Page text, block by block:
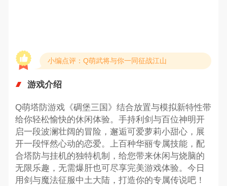
小编点评：Q萌武将与你一同征战江山
游戏介绍
Q萌塔防游戏《碉堡三国》结合放置与模拟新特性带
给你轻松愉快的休闲体验。手持利剑与百位神明开
启一段波澜壮阔的冒险，邂逅可爱萝莉小甜心，展
开一段怦然心动的恋爱。上百种华丽专属技能，配
合塔防与挂机的独特机制，给您带来休闲与烧脑的
无限乐趣，无需爆肝也可尽享完美游戏体验。今日
用剑与魔法征服中土大陆，打造你的专属传说吧！